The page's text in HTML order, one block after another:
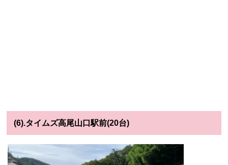
(6).タイムズ高尾山口駅前(20台)